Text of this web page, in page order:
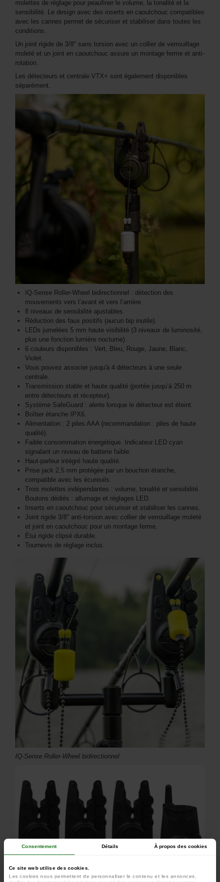
Consentement Détails À propos des cookies
Ce site web utilise des cookies.
Les cookies nous permettent de personnaliser le contenu et les annonces,
molettes de réglage pour peaufiner le volume, la tonalité et la
sensibilité. Le design avec des inserts en caoutchouc compatibles
avec les cannes permet de sécuriser et stabiliser dans toutes les
conditions.
Un joint rigide de 3/8" sans torsion avec un collier de verrouillage
moleté et un joint en caoutchouc assure un montage ferme et anti-
rotation.
Les détecteurs et centrale VTX+ sont également disponibles
séparément.
IQ-Sense Roller-Wheel bidirectionnel : détection des
mouvements vers l’avant et vers l’arrière.
8 niveaux de sensibilité ajustables.
Réduction des faux positifs (aucun bip inutile).
LEDs jumelées 5 mm haute visibilité (3 niveaux de luminosité,
plus une fonction lumière nocturne).
6 couleurs disponibles : Vert, Bleu, Rouge, Jaune, Blanc,
Violet.
Vous pouvez associer jusqu'à 4 détecteurs à une seule
centrale.
Transmission stable et haute qualité (portée jusqu’à 250 m
entre détecteurs et récepteur).
Système SafeGuard : alerte lorsque le détecteur est éteint.
Boîtier étanche IPX6.
Alimentation : 2 piles AAA (recommandation : piles de haute
qualité).
Faible consommation énergétique. Indicateur LED cyan
signalant un niveau de batterie faible.
Haut-parleur intégré haute qualité.
Prise jack 2,5 mm protégée par un bouchon étanche,
compatible avec les écureuils.
Trois molettes indépendantes : volume, tonalité et sensibilité.
Boutons dédiés : allumage et réglages LED.
Inserts en caoutchouc pour sécuriser et stabiliser les cannes.
Joint rigide 3/8" anti-torsion avec collier de verrouillage moleté
et joint en caoutchouc pour un montage ferme.
Étui rigide clipsé durable.
Tournevis de réglage inclus.
IQ-Sense Roller-Wheel bidirectionnel